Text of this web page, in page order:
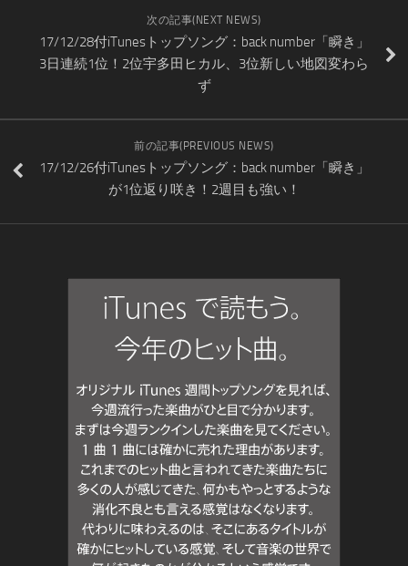
次の記事(NEXT NEWS)
17/12/28付iTunesトップソング：back number「瞬き」
3日連続1位！2位宇多田ヒカル、3位新しい地図変わら
ず
前の記事(PREVIOUS NEWS)
17/12/26付iTunesトップソング：back number「瞬き」
が1位返り咲き！2週目も強い！